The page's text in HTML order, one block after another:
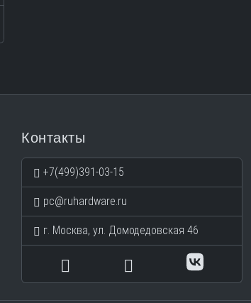
Контакты
+7(499)391-03-15
pc@ruhardware.ru
г. Москва, ул. Домодедовская 46